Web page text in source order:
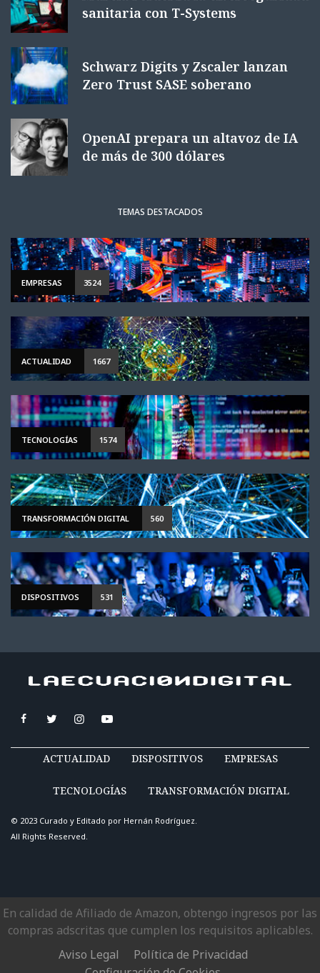
sanitaria con T-Systems
Schwarz Digits y Zscaler lanzan
Zero Trust SASE soberano
OpenAI prepara un altavoz de IA
de más de 300 dólares
TEMAS DESTACADOS
EMPRESAS 3524
ACTUALIDAD 1667
TECNOLOGÍAS 1574
TRANSFORMACIÓN DIGITAL 560
DISPOSITIVOS 531
ACTUALIDAD DISPOSITIVOS EMPRESAS
TECNOLOGÍAS TRANSFORMACIÓN DIGITAL
© 2023 Curado y Editado por Hernán Rodríguez.
All Rights Reserved.
En calidad de Afiliado de Amazon, obtengo ingresos por las
compras adscritas que cumplen los requisitos aplicables.
Aviso Legal
Política de Privacidad